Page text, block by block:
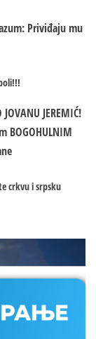
Priviđaju mu
JOVANU JEREMIĆ!
BOGOHULNIM
crkvu i srpsku